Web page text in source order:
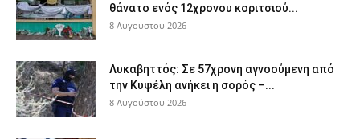
θάνατο ενός 12χρονου κοριτσιού...
8 Αυγούστου 2026
Λυκαβηττός: Σε 57χρονη αγνοούμενη από
την Κυψέλη ανήκει η σορός –...
8 Αυγούστου 2026